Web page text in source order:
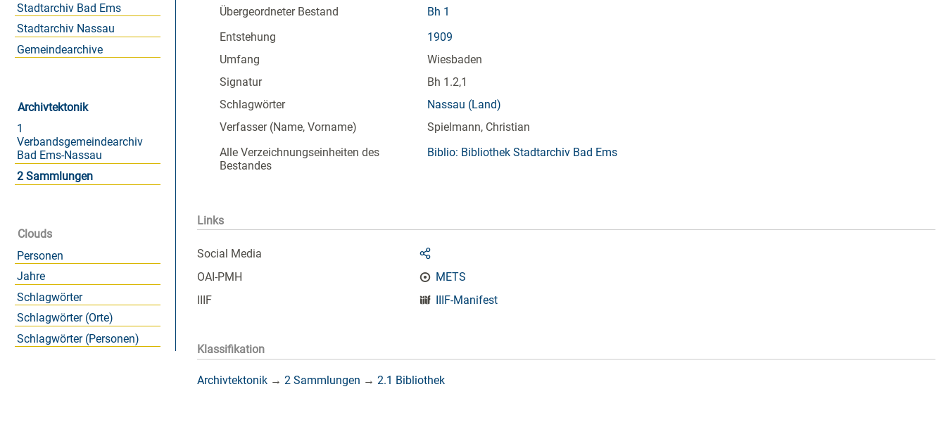
Stadtarchiv Bad Ems
Stadtarchiv Nassau
Gemeindearchive
Archivtektonik
1
Verbandsgemeindearchiv
Bad Ems-Nassau
2 Sammlungen
Clouds
Personen
Jahre
Schlagwörter
Schlagwörter (Orte)
Schlagwörter (Personen)
Übergeordneter Bestand
Bh 1
Entstehung
1909
Umfang
Wiesbaden
Signatur
Bh 1.2,1
Schlagwörter
Nassau (Land)
Verfasser (Name, Vorname)
Spielmann, Christian
Alle Verzeichnungseinheiten des
Bestandes
Biblio: Bibliothek Stadtarchiv Bad Ems
Links
Social Media
OAI-PMH
METS
IIIF
IIIF-Manifest
Klassifikation
Archivtektonik → 2 Sammlungen → 2.1 Bibliothek